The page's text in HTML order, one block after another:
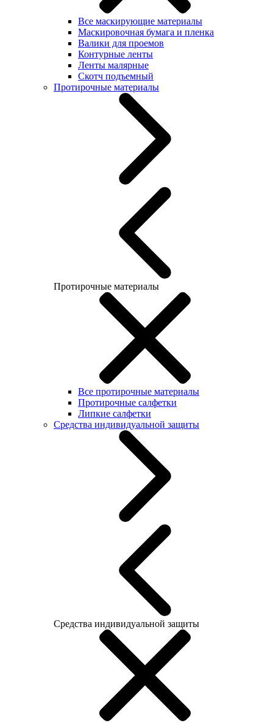
Все маскирующие материалы
Маскировочная бумага и пленка
Валики для проемов
Контурные ленты
Ленты малярные
Скотч подъемный
Протирочные материалы
Протирочные материалы
Все протирочные материалы
Протирочные салфетки
Липкие салфетки
Средства индивидуальной защиты
Средства индивидуальной защиты